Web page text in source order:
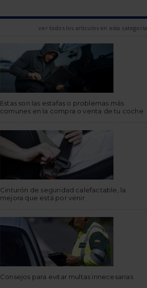
ver todos los artículos en esta categoría
Estas son las estafas o problemas más
comunes en la compra o venta de tu coche
Cinturón de seguridad calefactable, la
mejora que está por venir
Consejos para evitar multas innecesarias